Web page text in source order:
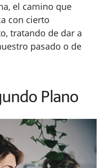
el camino que
con cierto
tratando de dar a
pasado o de
Plano